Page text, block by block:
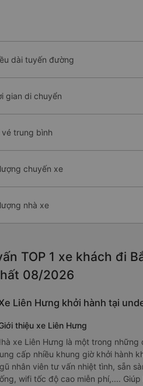
dài tuyến đường
gian di chuyển
vé trung bình
chuyến xe
nhà xe
TOP 1 xe khách đi
08/2026
Liên Hưng khởi hành tại
thiệu xe Liên Hưng
xe Liên Hưng là một trong
cấp nhiều khung giờ khởi hành
nhân viên tư vấn nhiệt tình, sẵn
wifi tốc độ cao miễn phí,....